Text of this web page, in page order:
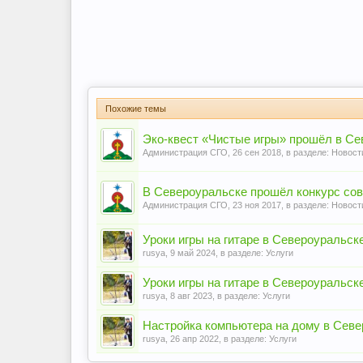
Похожие темы
Эко-квест «Чистые игры» прошёл в
Администрация СГО 26 сен 2018 , в разделе:
В Североуральске прошёл конкурс
Администрация СГО 23 ноя 2017 , в разделе:
Уроки игры на гитаре в
rusya 9 май 2024 , в разделе: Услуги
Уроки игры на гитаре в
rusya 8 авг 2023 , в разделе: Услуги
Настройка компьютера на дому в
rusya 26 апр 2022 , в разделе: Услуги